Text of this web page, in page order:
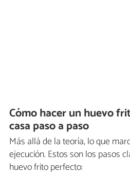
Cómo hacer un huevo
casa paso a paso
Más allá de la teoría, lo que
ejecución. Estos son los pasos
huevo frito perfecto: